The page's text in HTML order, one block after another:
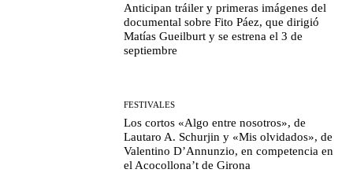
Anticipan tráiler y primeras imágenes del
documental sobre Fito Páez, que dirigió
Matías Gueilburt y se estrena el 3 de
septiembre
FESTIVALES
Los cortos «Algo entre nosotros», de
Lautaro A. Schurjin y «Mis olvidados», de
Valentino D’Annunzio, en competencia en
el Acocollona’t de Girona